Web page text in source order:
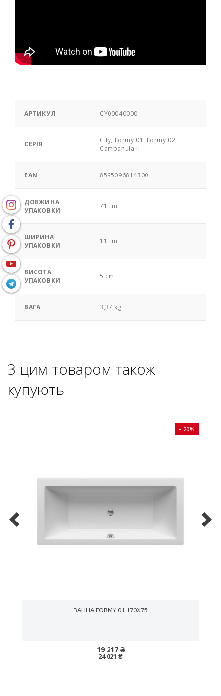
АРТИКУЛ CY00040000
СЕРІЯ
City, Formy 01, Formy 02,
Campanula II
EAN 8595096814300
ДОВЖИНА
УПАКОВКИ
71 cm
ШИРИНА
УПАКОВКИ
11 cm
ВИСОТА
УПАКОВКИ
5 cm
ВАГА 3,37 kg
З цим товаром також
купують
− 20%
ВАННА FORMY 01 170X75
19 217 ₴
24 021 ₴